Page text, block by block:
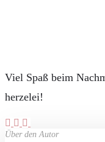
Viel Spaß beim
herzelei!
Über den Autor